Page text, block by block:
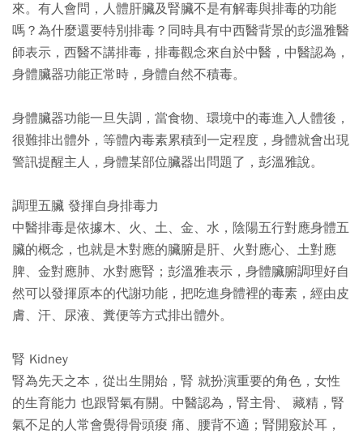
來。有人會問，人體肝臟及腎臟不是有解毒與排毒的功能
嗎？為什麼還要特別排毒？同時具有中西醫背景的彭溫雅醫
師表示，西醫不講排毒，排毒觀念來自於中醫，中醫認為，
身體臟器功能正常時，身體自然不積毒。
身體臟器功能一旦失調，當食物、環境中的毒進入人體後，
很難排出體外，等體內毒素累積到一定程度，身體就會出現
警訊提醒主人，身體某部位臟器出問題了，彭溫雅說。
調理五臟 發揮自身排毒力
中醫排毒是依據木、火、土、金、水，陰陽五行對應身體五
臟的概念，也就是木對應的臟腑是肝、火對應心、土對應
脾、金對應肺、水對應腎；彭溫雅表示，身體臟腑調理好自
然可以發揮原本的代謝功能，把吃進身體裡的毒素，經由皮
膚、汗、尿液、糞便等方式排出體外。
腎 Kidney
腎為先天之本，從出生開始，腎 就扮演重要的角色，女性
的生育能力 也跟腎氣有關。中醫認為，腎主骨、 藏精，腎
氣不足的人常會覺得骨頭痠 痛、腰背不適；腎開竅於耳，